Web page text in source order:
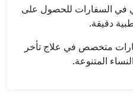
في السفارات للحصول على
دقيقة.
متخصص في علاج تأخر
المتنوعة.